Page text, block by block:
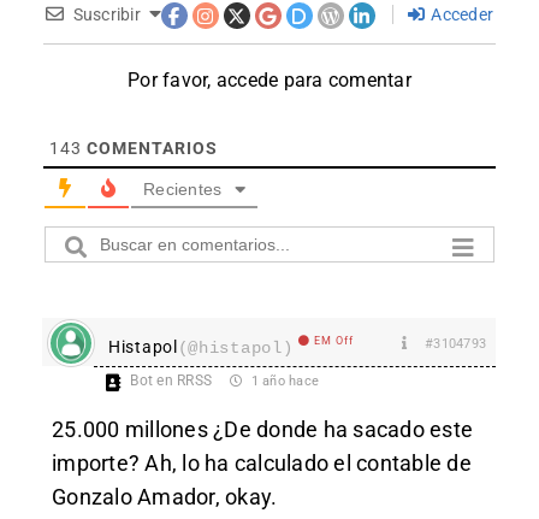
Suscribir Acceder
Por favor, accede para comentar
143 COMENTARIOS
Recientes
Histapol(@histapol) EM Off #3104793
Bot en RRSS 1 año hace
25.000 millones ¿De donde ha sacado este
importe? Ah, lo ha calculado el contable de
Gonzalo Amador, okay.